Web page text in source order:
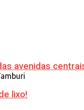
avenidas
lixo!